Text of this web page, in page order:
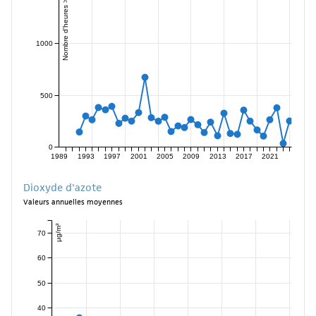
1989 1993 1997 2001 2005 2009 2013 2017 2021
0
500
1000
Dioxyde d'azote
Valeurs annuelles moyennes
µg/m³
40
50
60
70